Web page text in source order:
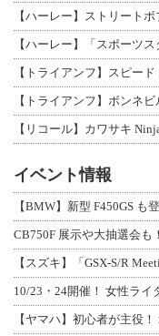
【ハーレー】ストリート
【トライアンフ】スピー
【リコール】カワサキ
イベント情報
【BMW】新型 F450GS も
CB750F 展示や大抽選会も
【スズキ】「GSX-S/R
10/23・24開催！ 女性ラ
【ヤマハ】初心者が主役